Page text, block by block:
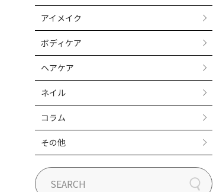
アイメイク
ボディケア
ヘアケア
ネイル
コラム
その他